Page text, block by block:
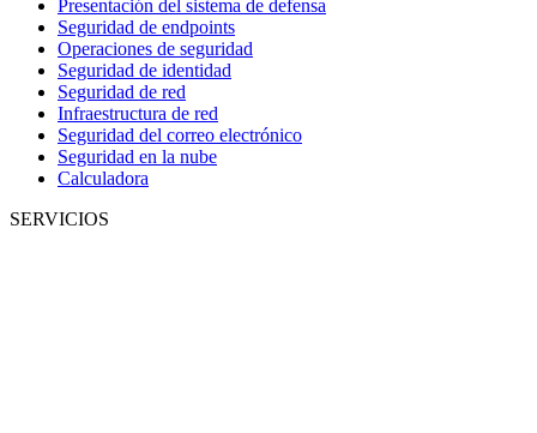
Presentación del sistema de defensa
Seguridad de endpoints
Operaciones de seguridad
Seguridad de identidad
Seguridad de red
Infraestructura de red
Seguridad del correo electrónico
Seguridad en la nube
Calculadora
SERVICIOS